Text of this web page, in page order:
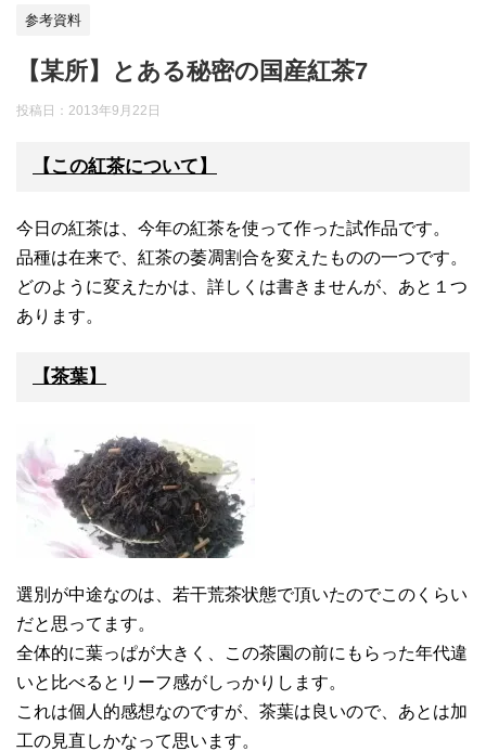
参考資料
【某所】とある秘密の国産紅茶7
投稿日：2013年9月22日
【この紅茶について】
今日の紅茶は、今年の紅茶を使って作った試作品です。
品種は在来で、紅茶の萎凋割合を変えたものの一つです。
どのように変えたかは、詳しくは書きませんが、あと１つ
あります。
【茶葉】
選別が中途なのは、若干荒茶状態で頂いたのでこのくらい
だと思ってます。
全体的に葉っぱが大きく、この茶園の前にもらった年代違
いと比べるとリーフ感がしっかりします。
これは個人的感想なのですが、茶葉は良いので、あとは加
工の見直しかなって思います。